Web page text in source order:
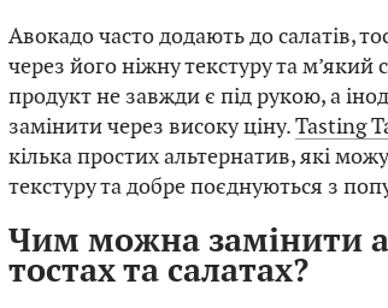
Авокадо часто додають до салатів,
через його ніжну текстуру та
продукт не завжди є під рукою, а
замінити через високу ціну.Tasting
кілька простих альтернатив, які
текстуру та добре поєднуються з
Чим можна замінити
тостах та салатах?